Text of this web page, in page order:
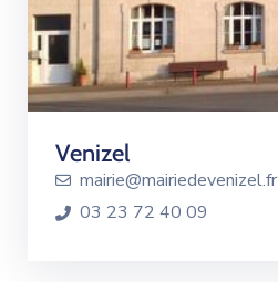
Venizel
mairie@mairiedevenizel.fr
03 23 72 40 09